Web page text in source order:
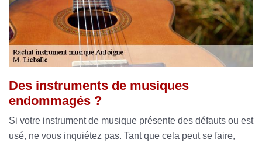
Des instruments de musiques
endommagés ?
Si votre instrument de musique présente des défauts ou est
usé, ne vous inquiétez pas. Tant que cela peut se faire,